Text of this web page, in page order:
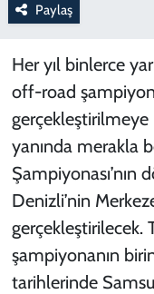
Paylaş
Her yıl binlerce
off-road
gerçekleştirilmeye
yanında merakla
Şampiyonası’nın
Denizli’nin
gerçekleştirilecek.
şampiyonanın
tarihlerinde